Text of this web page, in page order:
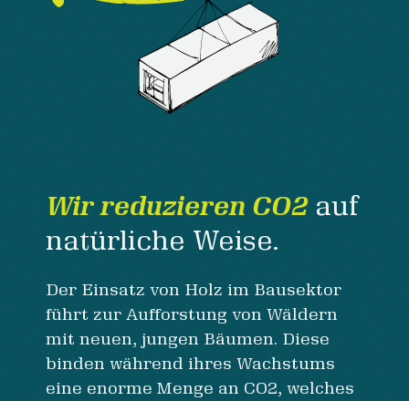
Wir reduzieren CO2auf
natürliche Weise.
Der Einsatz von Holz im Bausektor
führt zur Aufforstung von Wäldern
mit neuen, jungen Bäumen. Diese
binden während ihres Wachstums
eine enorme Menge an CO2, welches